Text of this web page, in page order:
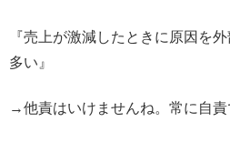
『売上が激減したときに原因を
多い』
→他責はいけませんね。常に自責